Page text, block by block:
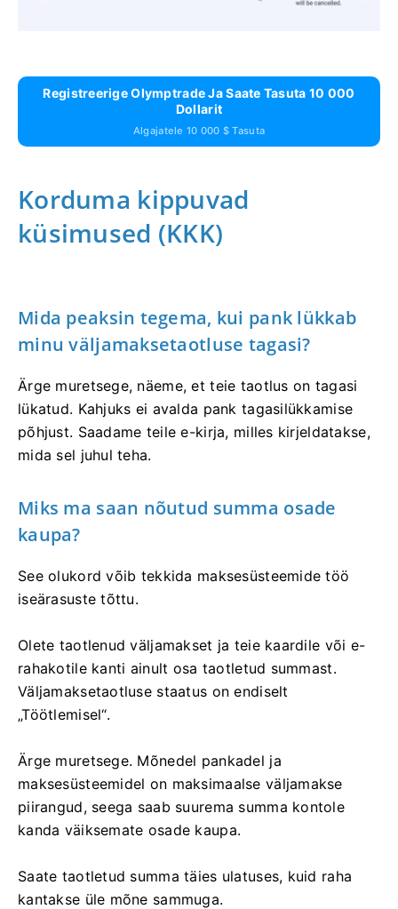
Registreerige Olymptrade Ja Saate Tasuta 10 000
Dollarit
Algajatele 10 000 $ Tasuta
Korduma kippuvad
küsimused (KKK)
Mida peaksin tegema, kui pank lükkab
minu väljamaksetaotluse tagasi?
Ärge muretsege, näeme, et teie taotlus on tagasi
lükatud. Kahjuks ei avalda pank tagasilükkamise
põhjust. Saadame teile e-kirja, milles kirjeldatakse,
mida sel juhul teha.
Miks ma saan nõutud summa osade
kaupa?
See olukord võib tekkida maksesüsteemide töö
iseärasuste tõttu.
Olete taotlenud väljamakset ja teie kaardile või e-
rahakotile kanti ainult osa taotletud summast.
Väljamaksetaotluse staatus on endiselt
„Töötlemisel“.
Ärge muretsege. Mõnedel pankadel ja
maksesüsteemidel on maksimaalse väljamakse
piirangud, seega saab suurema summa kontole
kanda väiksemate osade kaupa.
Saate taotletud summa täies ulatuses, kuid raha
kantakse üle mõne sammuga.